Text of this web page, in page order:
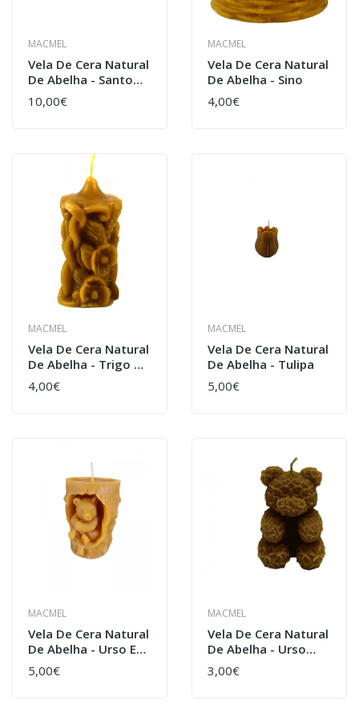
MACMEL
Vela De Cera Natural
De Abelha - Santo
Ambrósio
10,00€
MACMEL
Vela De Cera Natural
De Abelha - Sino
4,00€
MACMEL
Vela De Cera Natural
De Abelha - Trigo E
Mel
4,00€
MACMEL
Vela De Cera Natural
De Abelha - Tulipa
5,00€
MACMEL
Vela De Cera Natural
De Abelha - Urso Em
Tronco De Árvore
5,00€
MACMEL
Vela De Cera Natural
De Abelha - Urso
Flores
3,00€